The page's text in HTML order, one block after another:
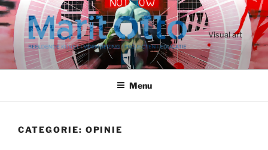
Ga
naar
de
inhoud
Visual art
Menu
CATEGORIE: OPINIE